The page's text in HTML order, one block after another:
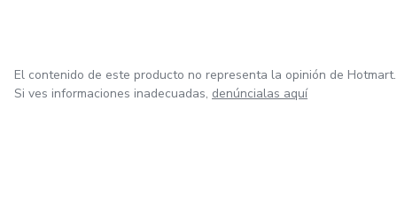
El contenido de este producto no representa la opinión de Hotmart.
Si ves informaciones inadecuadas, denúncialas aquí